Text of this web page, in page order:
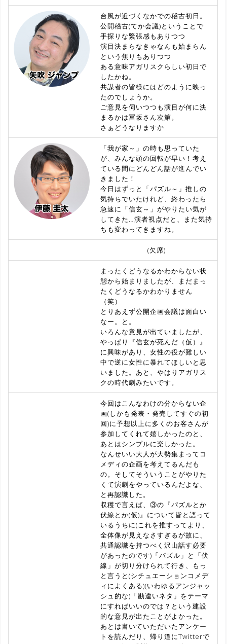
台風が近づくなかでの稽古初日。
公開稽古(てか会議)ということで
手探りな緊張感もありつつ
演目決まらなきゃなんも始まらん
という焦りもありつつ
ある意味アガリスクらしい初日で
したかね。
共謀者の皆様にはどのように映っ
たのでしょうか。
ご意見を伺いつつも演目が何に決
まるかは冨坂さん次第。
さぁどうなりますか
「我が家～」の時も思っていた
が、みんな頭の回転が早い！考え
ている間にどんどん話が進んでい
きました！
今日はずっと「パズル～」推しの
気持ちでいたけれど、終わったら
急速に「信玄～」がやりたい気が
してきた…演者視点だと、また気持
ちも変わってきますね。
(欠席)
まったくどうなるかわからない状
態から始まりましたが、まだまっ
たくどうなるかわかりません
（笑）
とりあえず公開企画会議は面白い
なー。と。
いろんな意見が出ていましたが、
やっぱり『信玄が死んだ（仮）』
に興味があり、女性の役が難しい
中で逆に女性に暴れてほしいと思
いました。あと、やはりアガリス
クの時代劇みたいです。
今回はこんなわけの分からない企
画(しかも発表・発売してすぐの初
回)に予想以上に多くのお客さんが
参加してくれて嬉しかったのと、
あとはシンプルに楽しかった。
なんせいい大人が大勢集まってコ
メディの企画を考えてるんだも
の。そしてそういうことがやりた
くて演劇をやっているんだよな、
と再認識した。
収穫で言えば、③の『パズルとか
伏線とか(仮)』について皆と語って
いるうちに(これを推すってより、
全体像が見えなさすぎるが故に、
共通認識を持つべく沢山話す必要
があったのです)「パズル」と「伏
線」が切り分けられて行き、もっ
と言うと(シチュエーションコメデ
ィによくある)(いわゆるアンジャッ
シュ的な)「勘違いネタ」をテーマ
にすればいいのでは？という建設
的な意見が出たことがよかった。
あとは書いていただいたアンケー
トを読んだり、帰り道にTwitterで